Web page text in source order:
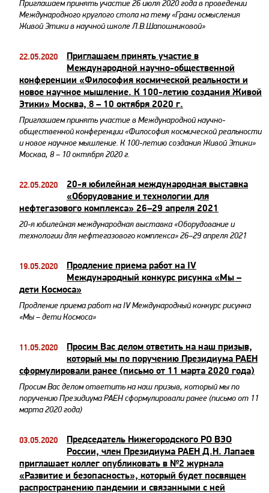
Приглашаем принять участие 26 июля 2020 года в проведении
Международного круглого стола на тему «Грани осмысления
Живой Этики в научной школе Л.В.Шапошниковой»
22.05.2020
Приглашаем принять участие в
Международной научно-общественной
конференции «Философия космической реальности и
новое научное мышление. К 100-летию создания Живой
Этики» Москва, 8 – 10 октября 2020 г.
Приглашаем принять участие в Международной научно-
общественной конференции «Философия космической реальности
и новое научное мышление. К 100-летию создания Живой Этики»
Москва, 8 – 10 октября 2020 г.
22.05.2020
20-я юбилейная международная выставка
«Оборудование и технологии для
нефтегазового комплекса» 26–29 апреля 2021
20-я юбилейная международная выставка «Оборудование и
технологии для нефтегазового комплекса» 26–29 апреля 2021
19.05.2020
Продление приема работ на IV
Международный конкурс рисунка «Мы –
дети Космоса»
Продление приема работ на IV Международный конкурс рисунка
«Мы – дети Космоса»
11.05.2020
Просим Вас делом ответить на наш призыв,
который мы по поручению Президиума РАЕН
сформулировали ранее (письмо от 11 марта 2020 года)
Просим Вас делом ответить на наш призыв, который мы по
поручению Президиума РАЕН сформулировали ранее (письмо от 11
марта 2020 года)
03.05.2020
Председатель Нижегородского РО ВЭО
России, член Президиума РАЕН Д.Н. Лапаев
приглашает коллег опубликовать в №2 журнала
«Развитие и безопасность», который будет посвящен
распространению пандемии и связанными с ней